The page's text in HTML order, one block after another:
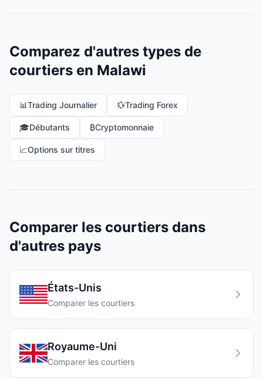
Comparez d'autres types de
courtiers en Malawi
📊Trading Journalier 💱Trading Forex
🎓Débutants ₿Cryptomonnaie
📈Options sur titres
Comparer les courtiers dans
d'autres pays
États-Unis
Comparer les courtiers
Royaume-Uni
Comparer les courtiers